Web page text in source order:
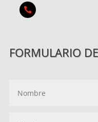

FORMULARIO